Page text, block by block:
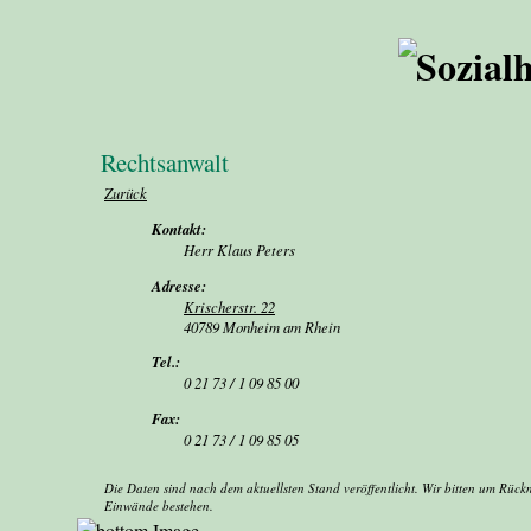
Rechtsanwalt
Zurück
Kontakt:
Herr Klaus Peters
Adresse:
Krischerstr. 22
40789 Monheim am Rhein
Tel.:
0 21 73 / 1 09 85 00
Fax:
0 21 73 / 1 09 85 05
Die Daten sind nach dem aktuellsten Stand veröffentlicht. Wir bitten um
Einwände bestehen.